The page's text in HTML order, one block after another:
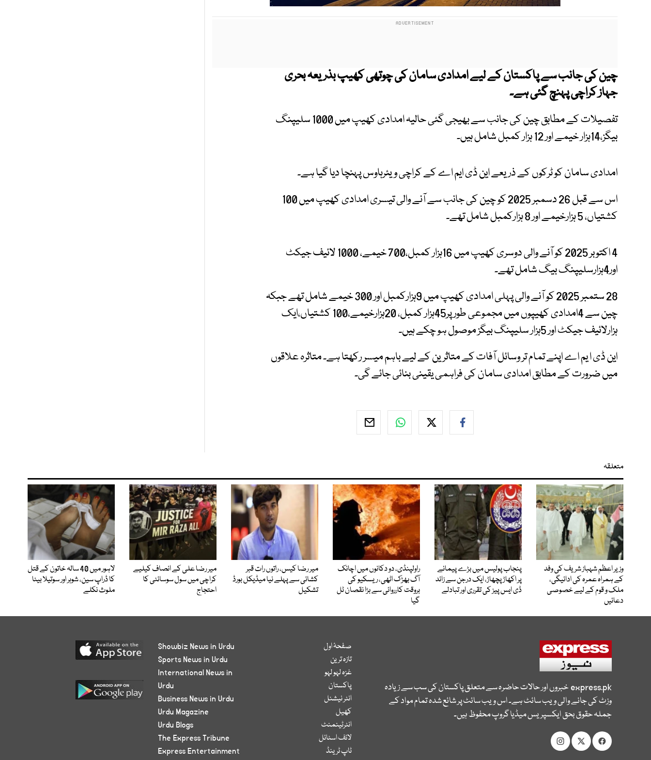
چین کی جانب سے پاکستان کے لیے امدادی سامان کی چوتھی کھیپ بذریعہ بحری
جہاز کراچی پہنچ گئی ہے۔
تفصیلات کے مطابق چین کی جانب سے بھیجی گئی حالیہ امدادی کھیپ میں 1000 سلیپنگ
بیگز،14ہزار خیمے اور 12 ہزار کمبل شامل ہیں۔
امدادی سامان کو ٹرکوں کے ذریعے این ڈی ایم اے کے کراچی ویئرہاوس پہنچا دیا گیا ہے۔
اس سے قبل 26 دسمبر 2025 کو چین کی جانب سے آنے والی تیسری امدادی کھیپ میں 100
کشتیاں، 5 ہزارخیمے اور 8 ہزارکمبل شامل تھے۔
4 اکتوبر 2025 کو آنے والی دوسری کھیپ میں 16ہزار کمبل،700 خیمے، 1000 لائیف جیکٹ
اور4ہزارسلیپنگ بیگ شامل تھے۔
28 ستمبر 2025 کو آنے والی پہلی امدادی کھیپ میں 9ہزارکمبل اور 300 خیمے شامل تھے جبکہ
چین سے 4امدادی کھیپوں میں مجموعی طور پر45ہزار کمبل، 20ہزارخیمے،100 کشتیاں،ایک
ہزارلائیف جیکٹ اور 5ہزار سلیپنگ بیگز موصول ہو چکے ہیں۔
این ڈی ا یم اے اپنے تمام تر وسائل آفات کے متاثرین کے لیے باہم میسر رکھتا ہے۔ متاثرہ علاقوں
میں ضرورت کے مطابق امدادی سامان کی فراہمی یقینی بنائی جائے گی۔
متعلقہ
وزیر اعظم شہباز شریف کی وفد
کے ہمراہ عمرہ کی ادائیگی،
ملک و قوم کے لیے خصوصی
دعائیں
پنجاب پولیس میں بڑے پیمانے
پر اکھاڑ پچھاڑ، ایک درجن سے زائد
ڈی ایس پیز کی تقرری اور تبادلے
راولپنڈی، دو دکانوں میں اچانک
آگ بھڑک اٹھی، ریسکیو کی
بروقت کارروائی سے بڑا نقصان ٹل
گیا
میر رضا کیس، راتوں رات قبر
کشائی سے پہلے نیا میڈیکل بورڈ
تشکیل
میر رضا علی کے انصاف کیلیے
کراچی میں سول سوسائٹی کا
احتجاج
لاہور میں 40 سالہ خاتون کے قتل
کا ڈراپ سین، شوہر اور سوتیلا بیٹا
ملوث نکلے
express.pkخبروں اور حالات حاضرہ سے متعلق پاکستان کی سب سے زیادہ
وزٹ کی جانے والی ویب سائٹ ہے۔ اس ویب سائٹ پر شائع شدہ تمام مواد کے
جملہ حقوق بحق ایکسپریس میڈیا گروپ محفوظ ہیں۔
صفحۂ اول
تازہ ترین
غزہ لہو لہو
پاکستان
انٹر نیشنل
کھیل
انٹرٹینمنٹ
لائف اسٹائل
ٹاپ ٹرینڈ
Showbiz News in Urdu
Sports News in Urdu
International News in
Urdu
Business News in Urdu
Urdu Magazine
Urdu Blogs
The Express Tribune
Express Entertainment